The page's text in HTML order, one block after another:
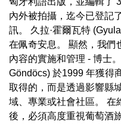
內外被拍攝，迄今已登記
訊。 久拉·霍爾瓦特
在佩奇安息。 顯然，我們
內容的實施和管理 - 博士
Göndöcs) 於1999 年獲得
取得的，而是透過影響縣
域、專業或社會社區。 在
後，必須高度重視葡萄酒